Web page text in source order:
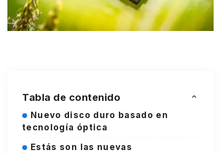
Tabla de contenido
Nuevo disco duro basado en
tecnología óptica
Estás son las nuevas